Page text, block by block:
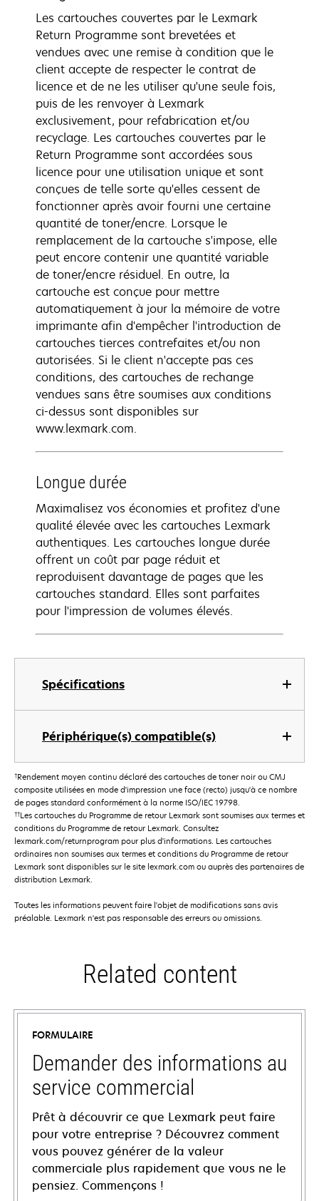
Spécifications
Périphérique(s) compatible(s)
Les cartouches couvertes par le Lexmark
Return Programme sont brevetées et
vendues avec une remise à condition que le
client accepte de respecter le contrat de
licence et de ne les utiliser qu'une seule fois,
puis de les renvoyer à Lexmark
exclusivement, pour refabrication et/ou
recyclage. Les cartouches couvertes par le
Return Programme sont accordées sous
licence pour une utilisation unique et sont
conçues de telle sorte qu'elles cessent de
fonctionner après avoir fourni une certaine
quantité de toner/encre. Lorsque le
remplacement de la cartouche s'impose, elle
peut encore contenir une quantité variable
de toner/encre résiduel. En outre, la
cartouche est conçue pour mettre
automatiquement à jour la mémoire de votre
imprimante afin d'empêcher l'introduction de
cartouches tierces contrefaites et/ou non
autorisées. Si le client n'accepte pas ces
conditions, des cartouches de rechange
vendues sans être soumises aux conditions
ci-dessus sont disponibles sur
www.lexmark.com.
Longue durée
Maximalisez vos économies et profitez d'une
qualité élevée avec les cartouches Lexmark
authentiques. Les cartouches longue durée
offrent un coût par page réduit et
reproduisent davantage de pages que les
cartouches standard. Elles sont parfaites
pour l'impression de volumes élevés.
†Rendement moyen continu déclaré des cartouches de toner noir ou CMJ
composite utilisées en mode d'impression une face (recto) jusqu'à ce nombre
de pages standard conformément à la norme ISO/IEC 19798.
††Les cartouches du Programme de retour Lexmark sont soumises aux termes et
conditions du Programme de retour Lexmark. Consultez
lexmark.com/returnprogram pour plus d'informations. Les cartouches
ordinaires non soumises aux termes et conditions du Programme de retour
Lexmark sont disponibles sur le site lexmark.com ou auprès des partenaires de
distribution Lexmark.
Toutes les informations peuvent faire l'objet de modifications sans avis
préalable. Lexmark n'est pas responsable des erreurs ou omissions.
Related content
FORMULAIRE
Demander des informations au
service commercial
Prêt à découvrir ce que Lexmark peut faire
pour votre entreprise ? Découvrez comment
vous pouvez générer de la valeur
commerciale plus rapidement que vous ne le
pensiez. Commençons !